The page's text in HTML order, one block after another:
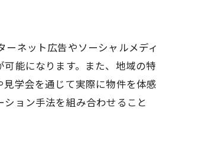
ネット広告やソーシャルメディ
能になります。また、地域の特
学会を通じて実際に物件を体感
ョン手法を組み合わせること